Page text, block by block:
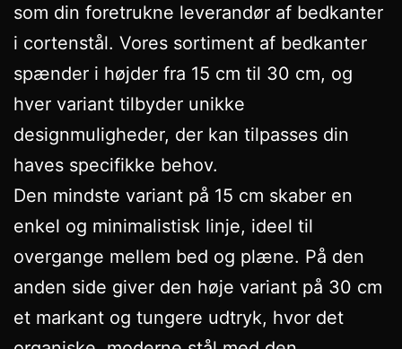
som din foretrukne leverandør af bedkanter
i cortenstål. Vores sortiment af bedkanter
spænder i højder fra 15 cm til 30 cm, og
hver variant tilbyder unikke
designmuligheder, der kan tilpasses din
haves specifikke behov.
Den mindste variant på 15 cm skaber en
enkel og minimalistisk linje, ideel til
overgange mellem bed og plæne. På den
anden side giver den høje variant på 30 cm
et markant og tungere udtryk, hvor det